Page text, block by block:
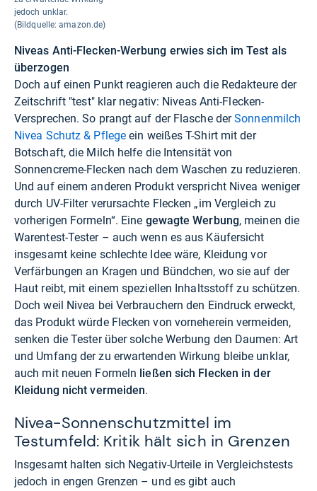
jedoch unklar.
(Bildquelle: amazon.de)
Niveas Anti-Flecken-Werbung erwies sich im Test als
überzogen
Doch auf einen Punkt reagieren auch die Redakteure der
Zeitschrift "test" klar negativ: Niveas Anti-Flecken-
Versprechen. So prangt auf der Flasche derSonnenmilch
Nivea Schutz & Pflege ein weißes T-Shirt mit der
Botschaft, die Milch helfe die Intensität von
Sonnencreme-Flecken nach dem Waschen zu reduzieren.
Und auf einem anderen Produkt verspricht Nivea weniger
durch UV-Filter verursachte Flecken „im Vergleich zu
vorherigen Formeln“. Eine gewagte Werbung, meinen die
Warentest-Tester – auch wenn es aus Käufersicht
insgesamt keine schlechte Idee wäre, Kleidung vor
Verfärbungen an Kragen und Bündchen, wo sie auf der
Haut reibt, mit einem speziellen Inhaltsstoff zu schützen.
Doch weil Nivea bei Verbrauchern den Eindruck erweckt,
das Produkt würde Flecken von vorneherein vermeiden,
senken die Tester über solche Werbung den Daumen: Art
und Umfang der zu erwartenden Wirkung bleibe unklar,
auch mit neuen Formeln ließen sich Flecken in der
Kleidung nicht vermeiden.
Nivea-Sonnenschutzmittel im
Testumfeld: Kritik hält sich in Grenzen
Insgesamt halten sich Negativ-Urteile in Vergleichstests
jedoch in engen Grenzen – und es gibt auch